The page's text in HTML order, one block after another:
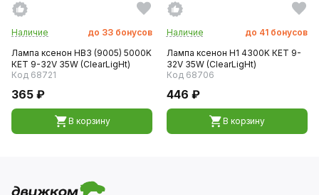
Наличие до 33 бонусов
Лампа ксенон HB3 (9005) 5000K
КЕТ 9-32V 35W (ClearLigНt)
Код 68721
365 ₽
В корзину
Наличие до 41 бонусов
Лампа ксенон H1 4300K КЕТ 9-
32V 35W (ClearLigНt)
Код 68706
446 ₽
В корзину